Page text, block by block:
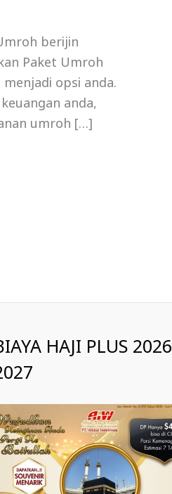
berijin
Paket Umroh
opsi anda.
anda,
umroh […]
HAJI PLUS 2026